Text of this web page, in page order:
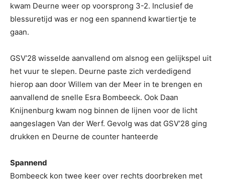
kwam Deurne weer op voorsprong 3-2. Inclusief de
blessuretijd was er nog een spannend kwartiertje te
gaan.
GSV’28 wisselde aanvallend om alsnog een gelijkspel uit
het vuur te slepen. Deurne paste zich verdedigend
hierop aan door Willem van der Meer in te brengen en
aanvallend de snelle Esra Bombeeck. Ook Daan
Knijnenburg kwam nog binnen de lijnen voor de licht
aangeslagen Van der Werf. Gevolg was dat GSV’28 ging
drukken en Deurne de counter hanteerde
Spannend
Bombeeck kon twee keer over rechts doorbreken met